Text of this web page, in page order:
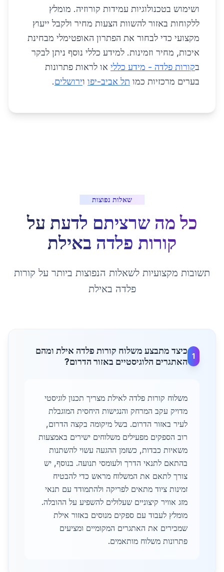
ושימוש בטכנולוגיות עמידות קורוזיה. מומלץ
ללקוחות באזור להשוות הצעות מחיר ולקבל ייעוץ
מקצועי כדי לבחור את הפתרון האופטימלי מבחינת
איכות, מחיר וזמינות. למידע כללי נוסף ניתן לבקר
בקורות פלדה - מידע כללי או לראות פתרונות
בערים מרכזיות כמו תל אביב-יפו וירושלים.
שאלות נפוצות
כל מה שרציתם לדעת על
קורות פלדה באילת
תשובות מקצועיות לשאלות הנפוצות ביותר על קורות
פלדה באילת
1
כיצד מתבצע משלוח קורות פלדה אילת ומהם
האתגרים הלוגיסטיים באזור הדרום?
משלוח קורות פלדה לאילת מצריך תכנון לוגיסטי
מדויק עקב המרחק והנגישות היחסית המוגבלת
לעיר באזור הדרום. בשל מיקומה בקצה הדרום,
רוב הספקים מפעילים משלוחים ישירים באמצעות
משאיות כבדות, כשזמן ההגעה עשוי להשתנות
בהתאם לתנאי הדרך ולעומסי תנועה. בנוסף, יש
צורך לתאם את המשלוח מראש כדי להבטיח
זמינות ציוד מתאים לפריקה ולהתמודד עם תנאי
מזג אוויר קיצוניים שעלולים להשפיע על ההובלה.
מומלץ לעבוד עם ספקים מנוסים באזור אילת
שמכירים את האתגרים המקומיים ומציעים
פתרונות משלוח מותאמים.